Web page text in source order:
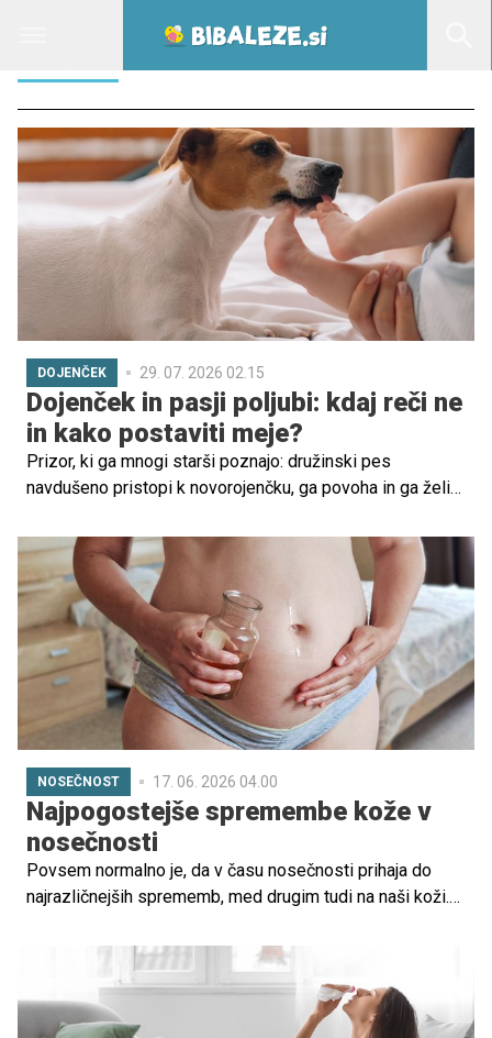
DOJENČEK 29. 07. 2026 02.15
Dojenček in pasji poljubi: kdaj reči ne
in kako postaviti meje?
Prizor, ki ga mnogi starši poznajo: družinski pes
navdušeno pristopi k novorojenčku, ga povoha in ga želi
marsikoga je to znak nežnosti in sprejemanja novega
člana družine, vendar se hkrati pojavi vprašanje: je pasje
lizanje dojenčka varno ali bi ga morali preprečiti?
NOSEČNOST 17. 06. 2026 04.00
Najpogostejše spremembe kože v
nosečnosti
Povsem normalno je, da v času nosečnosti prihaja do
najrazličnejših sprememb, med drugim tudi na naši koži.
se naučimo skrbeti zase, to pa lahko storimo s počitkom,
uravnoteženo prehrano, lahkotnim gibanjem in tudi s
primerno nego kože.